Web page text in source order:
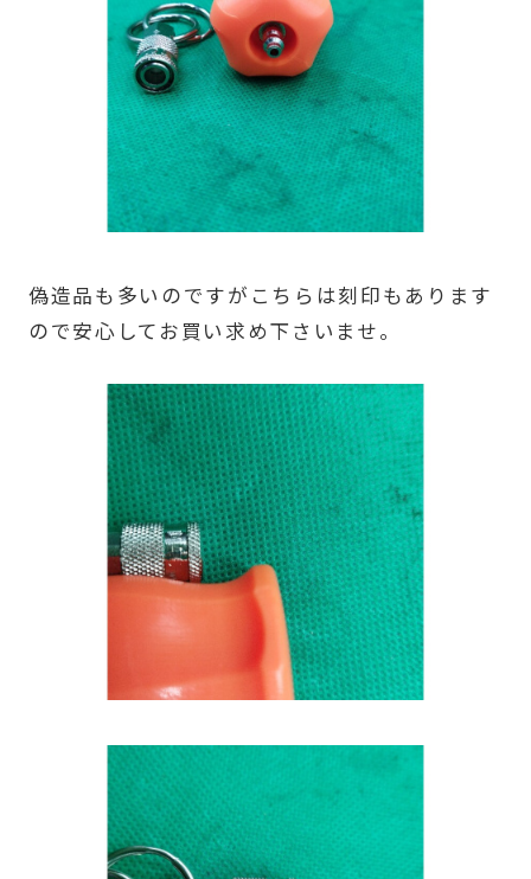
偽造品も多いのですがこちらは刻印もあります
ので安心してお買い求め下さいませ。